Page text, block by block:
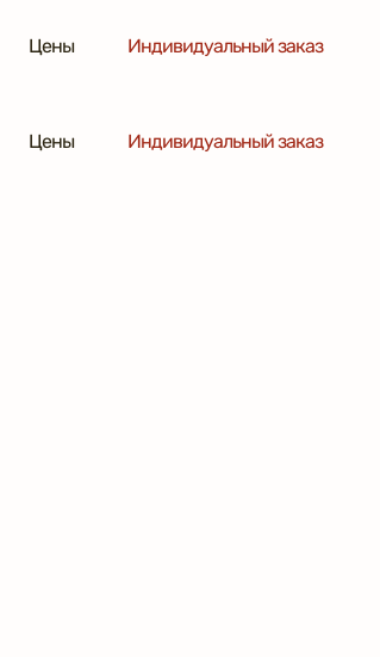
Индивидуальный заказ
Цены
Индивидуальный заказ
Цены